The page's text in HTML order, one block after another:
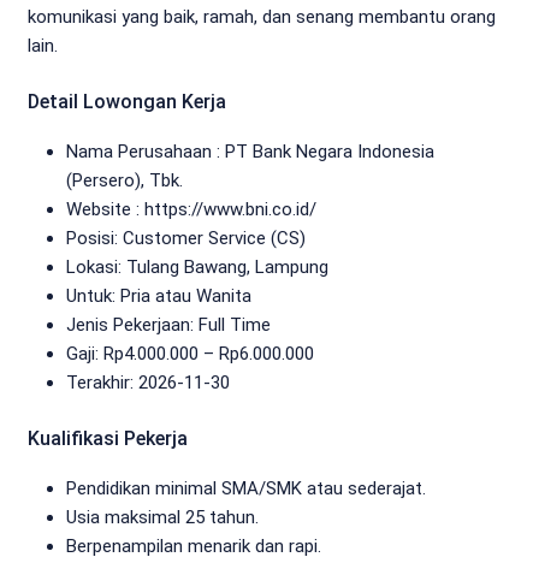
komunikasi yang baik, ramah, dan senang membantu orang
lain.
Detail Lowongan Kerja
Nama Perusahaan : PT Bank Negara Indonesia
(Persero), Tbk.
Website : https://www.bni.co.id/
Posisi: Customer Service (CS)
Lokasi: Tulang Bawang, Lampung
Untuk: Pria atau Wanita
Jenis Pekerjaan: Full Time
Gaji: Rp4.000.000 – Rp6.000.000
Terakhir: 2026-11-30
Kualifikasi Pekerja
Pendidikan minimal SMA/SMK atau sederajat.
Usia maksimal 25 tahun.
Berpenampilan menarik dan rapi.